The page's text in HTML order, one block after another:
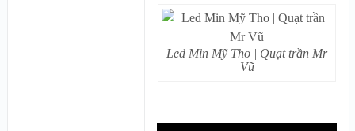
Led Min Mỹ Tho | Quạt trần Mr
Vũ